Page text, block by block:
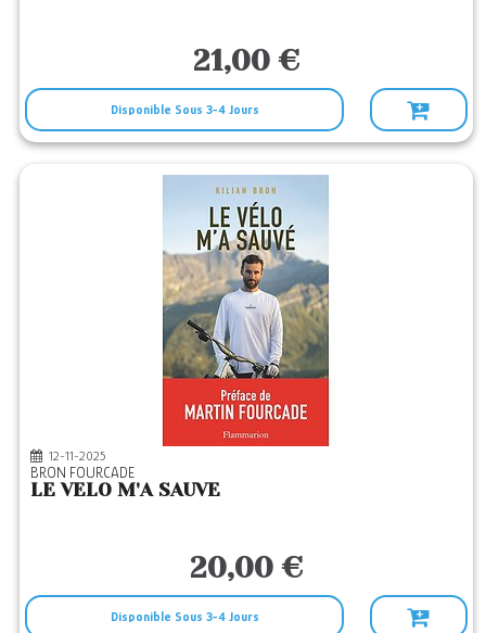
21,00 €
Disponible Sous 3-4 Jours
12-11-2025
BRON FOURCADE
LE VELO M'A SAUVE
20,00 €
Disponible Sous 3-4 Jours